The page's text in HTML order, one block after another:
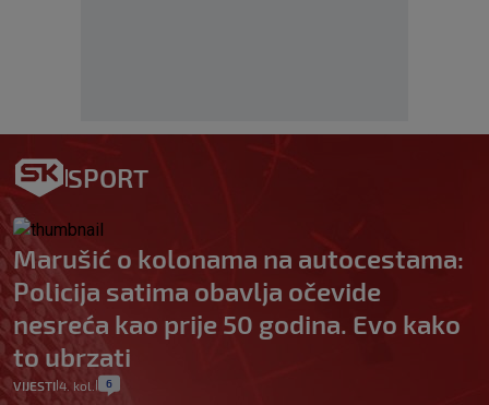
SPORT
Marušić o kolonama na autocestama:
Policija satima obavlja očevide
nesreća kao prije 50 godina. Evo kako
to ubrzati
VIJESTI 4. kol. 6